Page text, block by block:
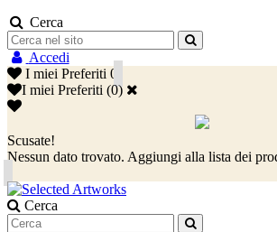
Cerca
Accedi
I miei Preferiti 0
I miei Preferiti (0)
Scusate!
Nessun dato trovato. Aggiungi alla lista dei
Cerca